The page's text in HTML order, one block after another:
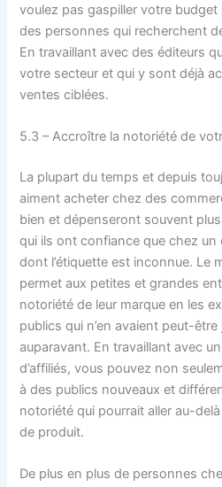
voulez pas gaspiller votre
des personnes qui recherchent
En travaillant avec des éditeurs
votre secteur et qui y sont déjà
ventes ciblées.
5.3 – Accroître la notoriété de
La plupart du temps et depuis
aiment acheter chez des
bien et dépenseront souvent
qui ils ont confiance que chez
dont l’étiquette est inconnue. Le
permet aux petites et grandes
notoriété de leur marque en les
publics qui n’en avaient peut-
auparavant. En travaillant avec
d’affiliés, vous pouvez non
à des publics nouveaux et
notoriété qui pourrait aller au-
de produit.
De plus en plus de personnes